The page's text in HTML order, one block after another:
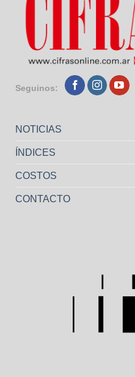
Seguinos:
NOTICIAS
ÍNDICES
COSTOS
CONTACTO